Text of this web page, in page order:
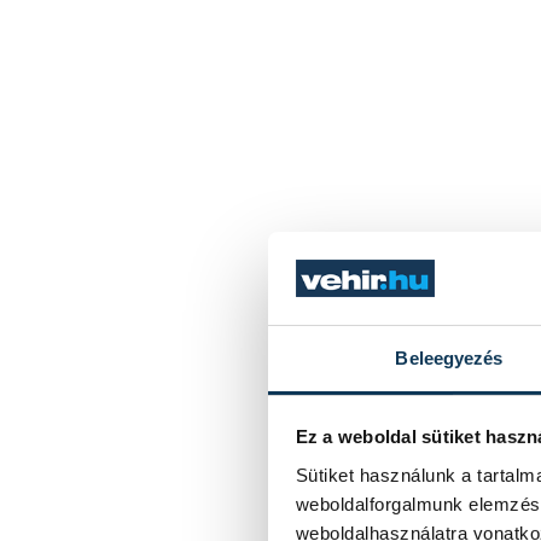
Beleegyezés
Ez a weboldal sütiket
Sütiket használunk a
weboldalforgalmunk
weboldalhasználatra